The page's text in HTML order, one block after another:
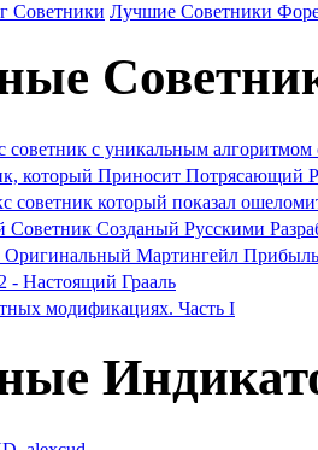
Советники Лучшие Советники
советник с уникальным
который Приносит Потрясающий
советник который показал
Созданый Русскими
Оригинальный Мартингейл
- Настоящий Грааль
модификациях. Часть I